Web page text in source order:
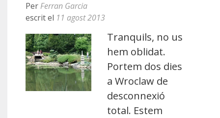
Per Ferran Garcia
escrit el 11 agost 2013
Tranquils, no us
hem oblidat.
Portem dos dies
a Wroclaw de
desconnexió
total. Estem